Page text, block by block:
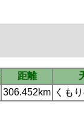
距離
306.452km くも